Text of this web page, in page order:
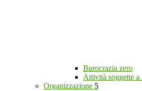
Burocrazia zero
Attività soggette
Organizzazione 5